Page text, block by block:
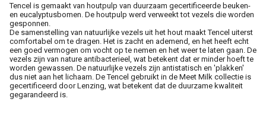
Tencel is gemaakt van houtpulp van duurzaam gecertificeerde beuken-
en eucalyptusbomen. De houtpulp werd verweekt tot vezels die worden
gesponnen.
De samenstelling van natuurlijke vezels uit het hout maakt Tencel uiterst
comfortabel om te dragen. Het is zacht en ademend, en het heeft echt
een goed vermogen om vocht op te nemen en het weer te laten gaan. De
vezels zijn van nature antibacterieel, wat betekent dat er minder hoeft te
worden gewassen. De natuurlijke vezels zijn antistatisch en 'plakken'
dus niet aan het lichaam. De Tencel gebruikt in de Meet Milk collectie is
gecertificeerd door Lenzing, wat betekent dat de duurzame kwaliteit
gegarandeerd is.